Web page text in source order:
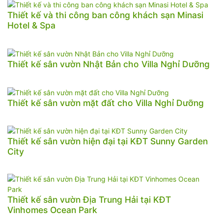
Thiết kế và thi công ban công khách sạn Minasi
Hotel & Spa
Thiết kế sân vườn Nhật Bản cho Villa Nghỉ Dưỡng
Thiết kế sân vườn mặt đất cho Villa Nghỉ Dưỡng
Thiết kế sân vườn hiện đại tại KĐT Sunny Garden
City
Thiết kế sân vườn Địa Trung Hải tại KĐT
Vinhomes Ocean Park